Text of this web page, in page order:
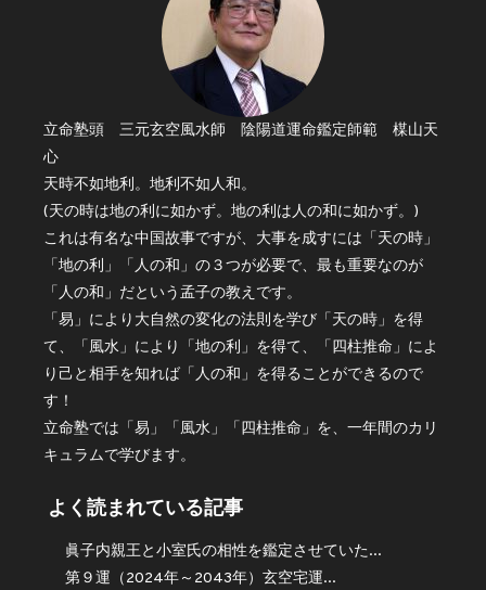
立命塾頭 三元玄空風水師 陰陽道運命鑑定師範 楳山天
心
天時不如地利。地利不如人和。
(天の時は地の利に如かず。地の利は人の和に如かず。)
これは有名な中国故事ですが、大事を成すには「天の時」
「地の利」「人の和」の３つが必要で、最も重要なのが
「人の和」だという孟子の教えです。
「易」により大自然の変化の法則を学び「天の時」を得
て、「風水」により「地の利」を得て、「四柱推命」によ
り己と相手を知れば「人の和」を得ることができるので
す！
立命塾では「易」「風水」「四柱推命」を、一年間のカリ
キュラムで学びます。
よく読まれている記事
眞子内親王と小室氏の相性を鑑定させていた...
第９運（2024年～2043年）玄空宅運...